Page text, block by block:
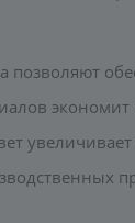
позволяют